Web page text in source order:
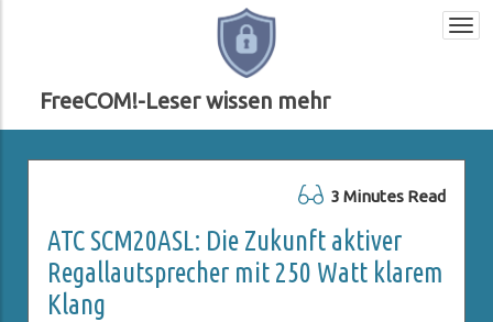
FreeCOM!-Leser wissen mehr
3 Minutes Read
ATC SCM20ASL: Die Zukunft aktiver
Regallautsprecher mit 250 Watt klarem
Klang